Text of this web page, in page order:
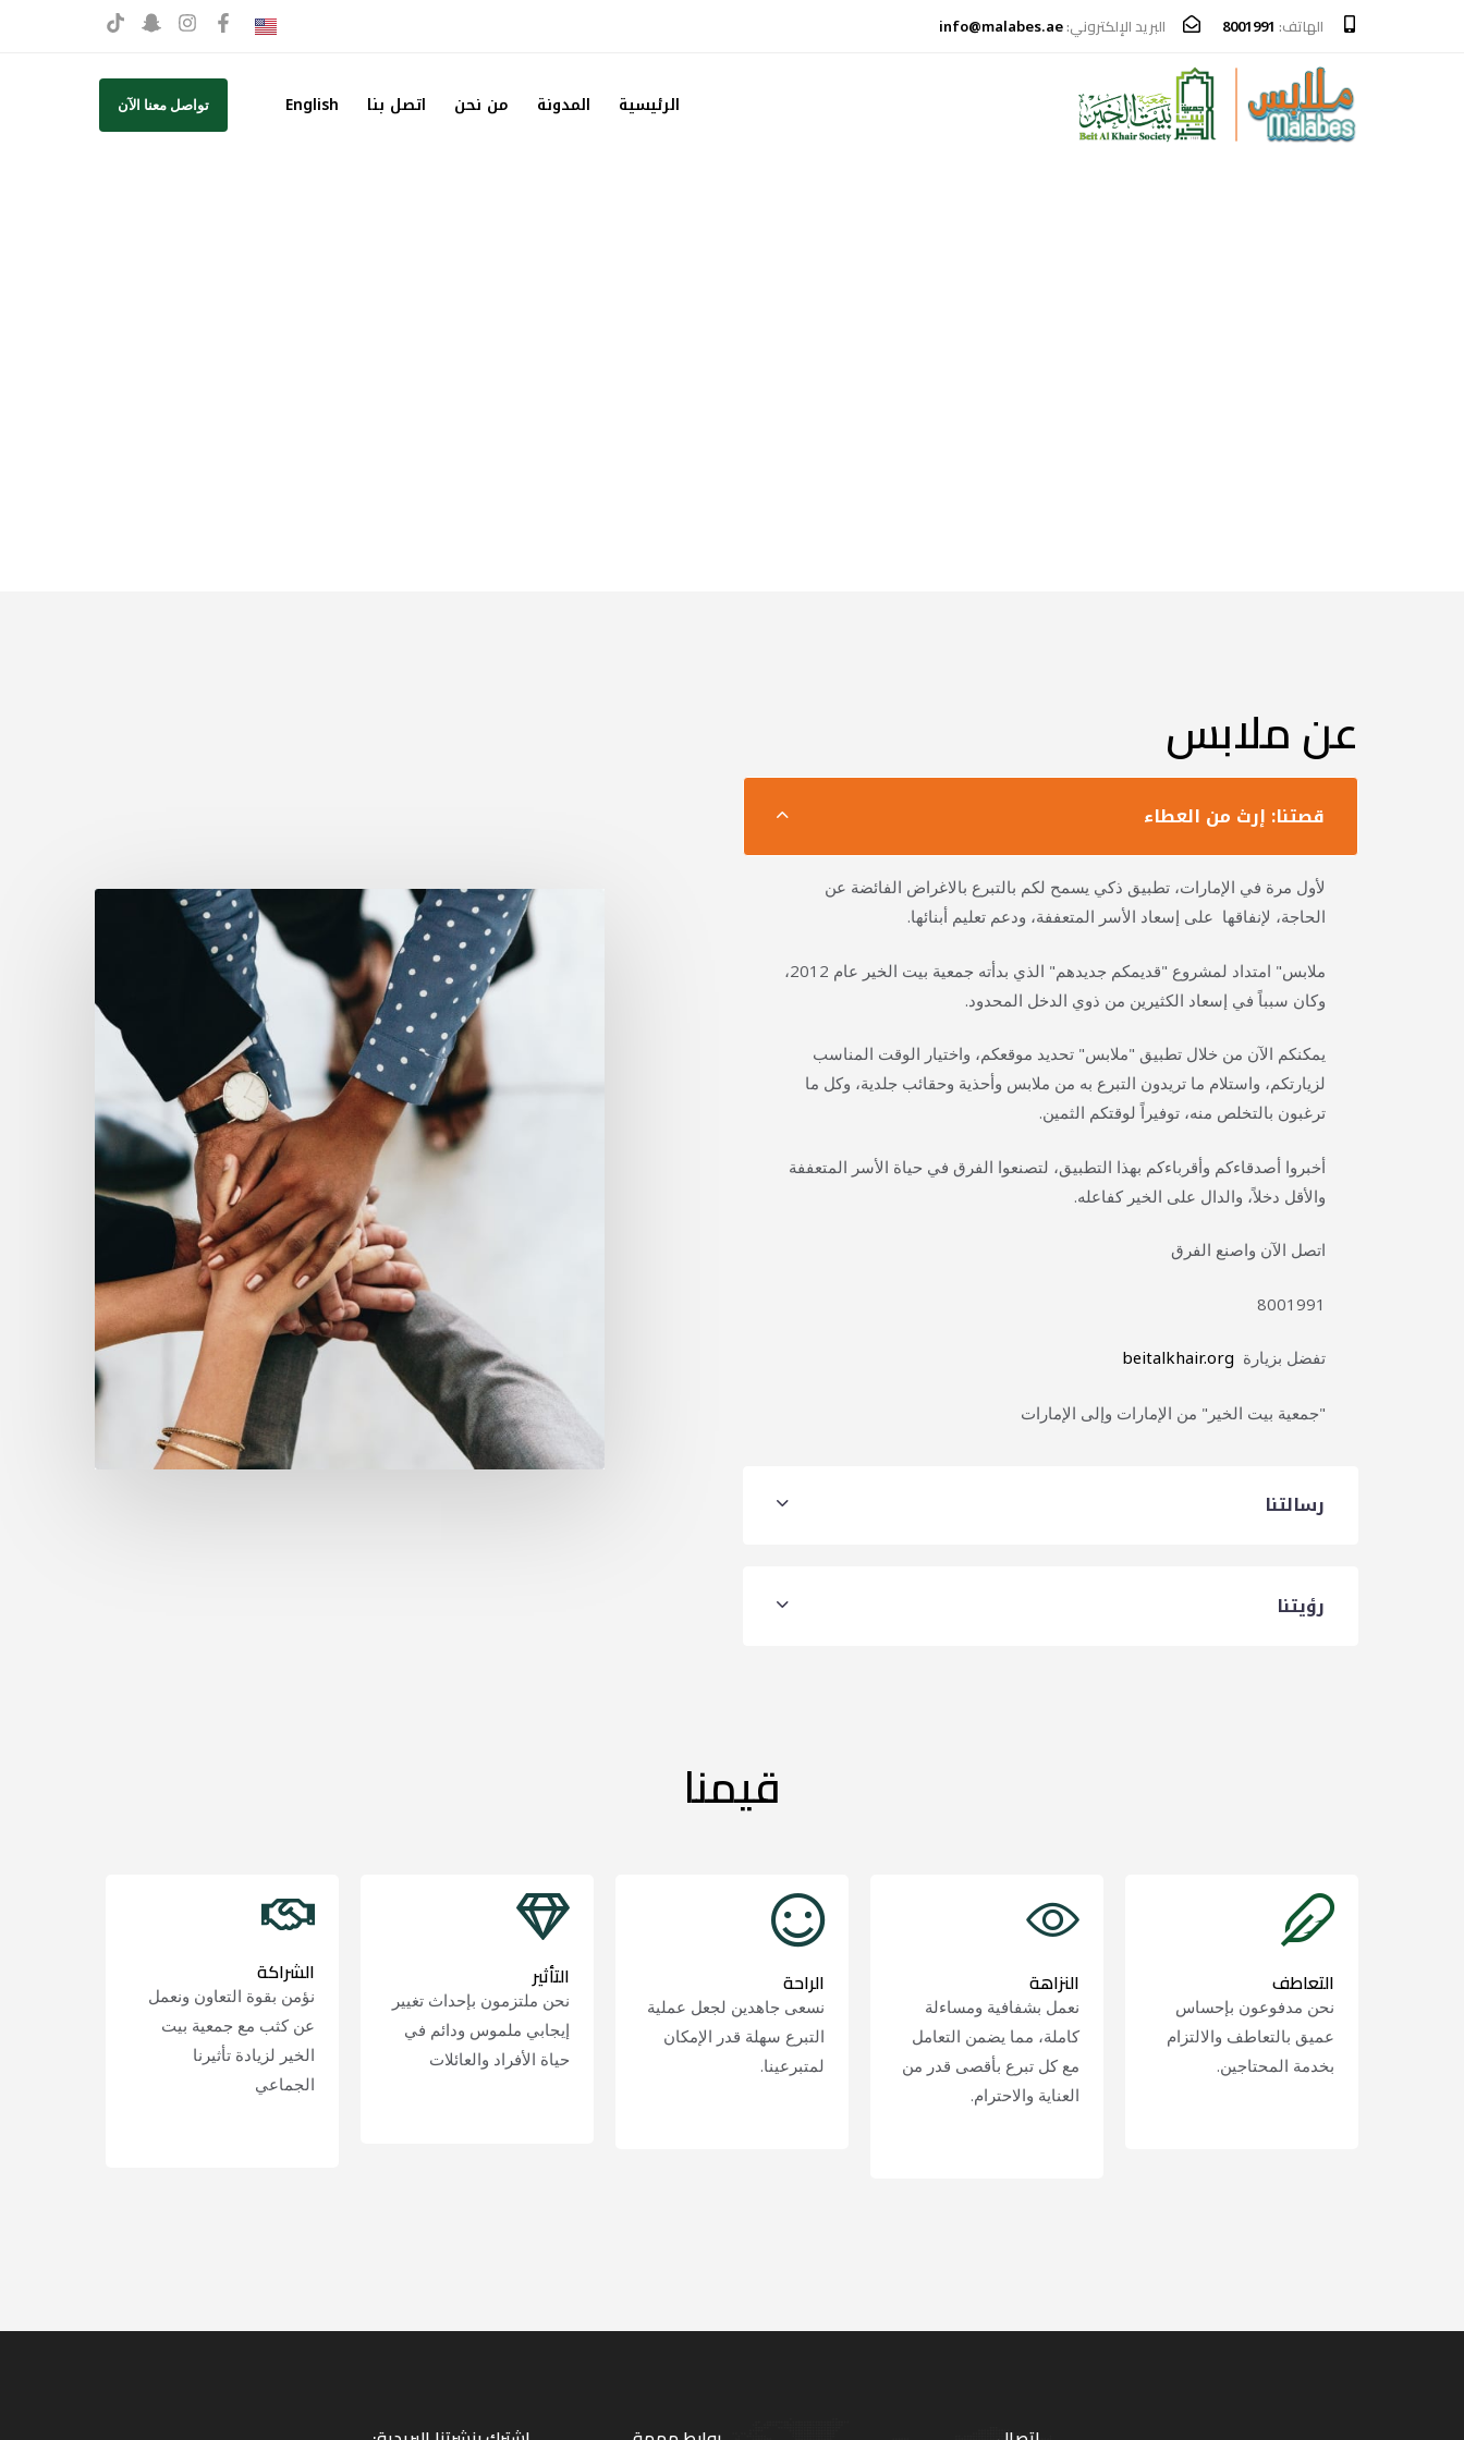
الهاتف: 8001991 البريد الإلكتروني:info@malabes.ae
الرئيسية المدونة من نحن اتصل بنا English تواصل معنا الآن
عن ملابس
قصتنا: إرث من العطاء
لأول مرة في الإمارات، تطبيق ذكي يسمح لكم بالتبرع بالاغراض الفائضة عن
الحاجة، لإنفاقها على إسعاد الأسر المتعففة، ودعم تعليم أبنائها.
ملابس" امتداد لمشروع "قديمكم جديدهم" الذي بدأته جمعية بيت الخير عام 2012،
وكان سبباً في إسعاد الكثيرين من ذوي الدخل المحدود.
يمكنكم الآن من خلال تطبيق "ملابس" تحديد موقعكم، واختيار الوقت المناسب
لزيارتكم، واستلام ما تريدون التبرع به من ملابس وأحذية وحقائب جلدية، وكل ما
ترغبون بالتخلص منه، توفيراً لوقتكم الثمين.
أخبروا أصدقاءكم وأقرباءكم بهذا التطبيق، لتصنعوا الفرق في حياة الأسر المتعففة
والأقل دخلاً، والدال على الخير كفاعله.
اتصل الآن واصنع الفرق
8001991
تفضل بزيارة beitalkhair.org
"جمعية بيت الخير " من الإمارات وإلى الإمارات
رسالتنا
رؤيتنا
قيمنا
التعاطف
نحن مدفوعون بإحساس
عميق بالتعاطف والالتزام
بخدمة المحتاجين.
النزاهة
نعمل بشفافية ومساءلة
كاملة، مما يضمن التعامل
مع كل تبرع بأقصى قدر من
العناية والاحترام.
الراحة
نسعى جاهدين لجعل عملية
التبرع سهلة قدر الإمكان
لمتبرعينا.
التأثير
نحن ملتزمون بإحداث تغيير
إيجابي ملموس ودائم في
حياة الأفراد والعائلات
الشراكة
نؤمن بقوة التعاون ونعمل
عن كثب مع جمعية بيت
الخير لزيادة تأثيرنا
الجماعي